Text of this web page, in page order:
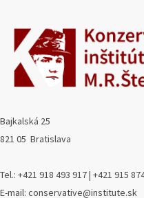
Bajkalská 25
821 05 Bratislava
Tel.: +421 918 493 917 | +421 915
E-mail: conservative@institute.sk